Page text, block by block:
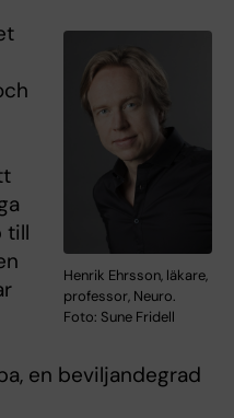
Henrik Ehrsson, läkare,
professor, Neuro.
Foto: Sune Fridell
till
en beviljandegrad